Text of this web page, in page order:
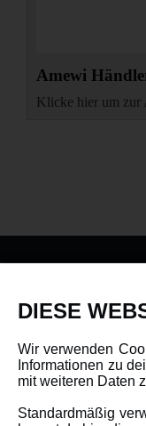
Amewi
Klicke hier um zur
Helikopter
Multikopter in
Flugzeuge für alle
DIESE
Wir verwenden
Informationen zu
mit weiteren Daten
Standardmäßig